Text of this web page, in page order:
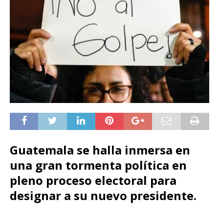
Guatemala se halla inmersa en
una gran tormenta política en
pleno proceso electoral para
designar a su nuevo presidente.